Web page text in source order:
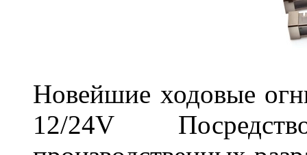
Новейшие ходовые
12/24V